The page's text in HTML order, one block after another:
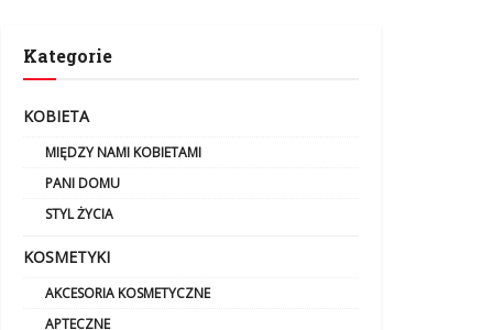
Kategorie
KOBIETA
MIĘDZY NAMI KOBIETAMI
PANI DOMU
STYL ŻYCIA
KOSMETYKI
AKCESORIA KOSMETYCZNE
APTECZNE